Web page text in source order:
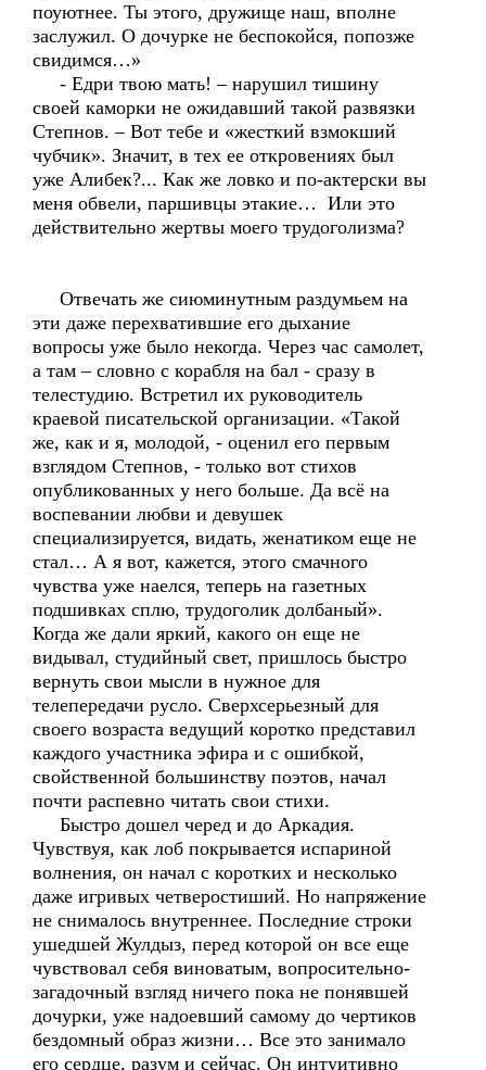
поуютнее. Ты этого, дружище наш, вполне
заслужил. О дочурке не беспокойся, попозже
свидимся…»
- Едри твою мать! – нарушил тишину
своей каморки не ожидавший такой развязки
Степнов. – Вот тебе и «жесткий взмокший
чубчик». Значит, в тех ее откровениях был
уже Алибек?... Как же ловко и по-актерски вы
меня обвели, паршивцы этакие… Или это
действительно жертвы моего трудоголизма?
Отвечать же сиюминутным раздумьем на
эти даже перехватившие его дыхание
вопросы уже было некогда. Через час самолет,
а там – словно с корабля на бал - сразу в
телестудию. Встретил их руководитель
краевой писательской организации. «Такой
же, как и я, молодой, - оценил его первым
взглядом Степнов, - только вот стихов
опубликованных у него больше. Да всё на
воспевании любви и девушек
специализируется, видать, женатиком еще не
стал… А я вот, кажется, этого смачного
чувства уже наелся, теперь на газетных
подшивках сплю, трудоголик долбаный».
Когда же дали яркий, какого он еще не
видывал, студийный свет, пришлось быстро
вернуть свои мысли в нужное для
телепередачи русло. Сверхсерьезный для
своего возраста ведущий коротко представил
каждого участника эфира и с ошибкой,
свойственной большинству поэтов, начал
почти распевно читать свои стихи.
Быстро дошел черед и до Аркадия.
Чувствуя, как лоб покрывается испариной
волнения, он начал с коротких и несколько
даже игривых четверостиший. Но напряжение
не снималось внутреннее. Последние строки
ушедшей Жулдыз, перед которой он все еще
чувствовал себя виноватым, вопросительно-
загадочный взгляд ничего пока не понявшей
дочурки, уже надоевший самому до чертиков
бездомный образ жизни… Все это занимало
его сердце, разум и сейчас. Он интуитивно